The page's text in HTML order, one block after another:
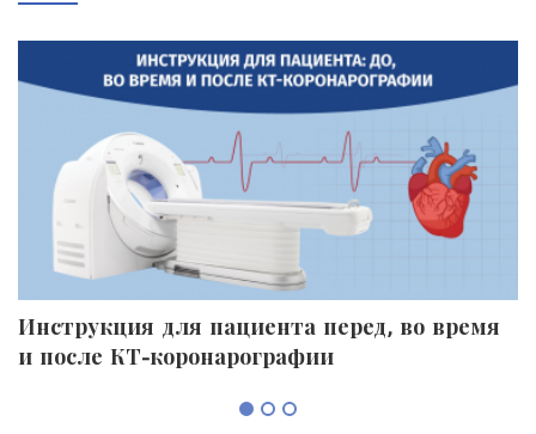
Инструкция для пациента перед, во время
и после КТ-коронарографии